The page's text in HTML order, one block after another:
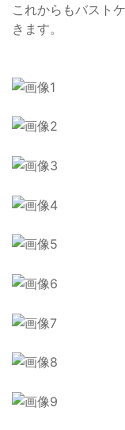
これからもバスト
きます。